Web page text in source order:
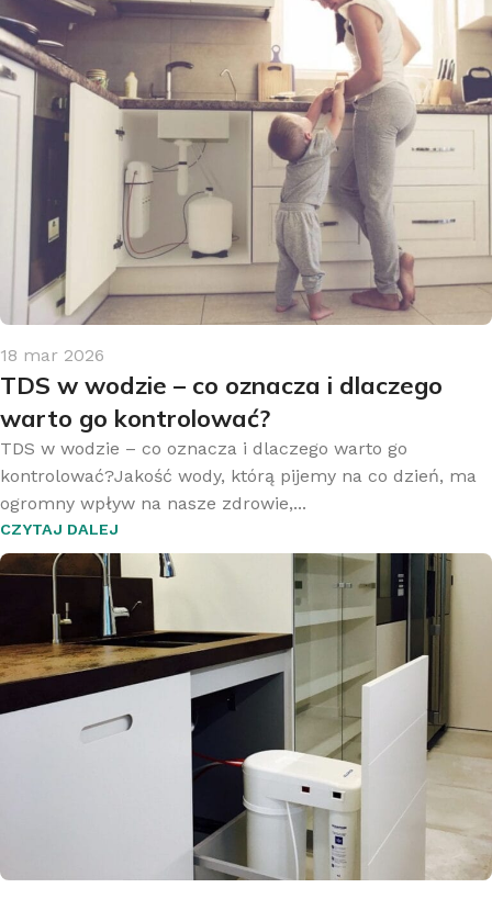
18 mar 2026
TDS w wodzie – co oznacza i dlaczego
warto go kontrolować?
TDS w wodzie – co oznacza i dlaczego warto go
kontrolować?Jakość wody, którą pijemy na co dzień, ma
ogromny wpływ na nasze zdrowie,...
CZYTAJ DALEJ